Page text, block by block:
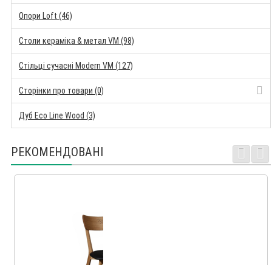
Опори Loft (46)
Столи кераміка & метал VM (98)
Стільці сучасні Modern VM (127)
Сторінки про товари (0)
Дуб Eco Line Wood (3)
РЕКОМЕНДОВАНІ